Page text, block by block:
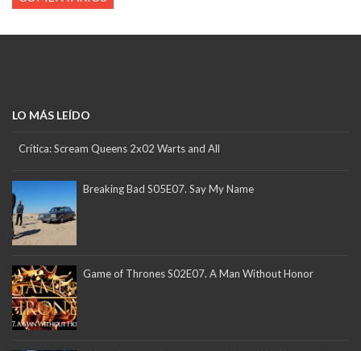
LO MÁS LEÍDO
Crítica: Scream Queens 2x02 Warts and All
Breaking Bad S05E07. Say My Name
Game of Thrones S02E07. A Man Without Honor